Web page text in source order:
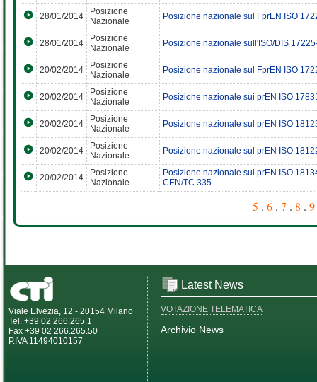
28/01/2014
Posizione
Nazionale
Posizione nazionale sul FprEN ISO
28/01/2014
Posizione
Nazionale
Posizione nazionale sull'ISO/DIS
20/02/2014
Posizione
Nazionale
Posizione nazionale sul FprEN ISO
20/02/2014
Posizione
Nazionale
Posizione nazionale sui prEN ISO
20/02/2014
Posizione
Nazionale
Posizione nazionale sul prEN ISO
20/02/2014
Posizione
Nazionale
Posizione nazionale sul prEN ISO
20/02/2014
Posizione
Nazionale
Posizione nazionale sui prEN ISO
CEN/TC 335
5 . 6 . 7 . 8 . 9
Viale Elvezia, 12 - 20154 Milano
Tel. +39 02 266.265.1
Fax +39 02 266.265.50
P.IVA 11494010157
Latest News
VOTAZIONE TELEMATICA
Archivio News